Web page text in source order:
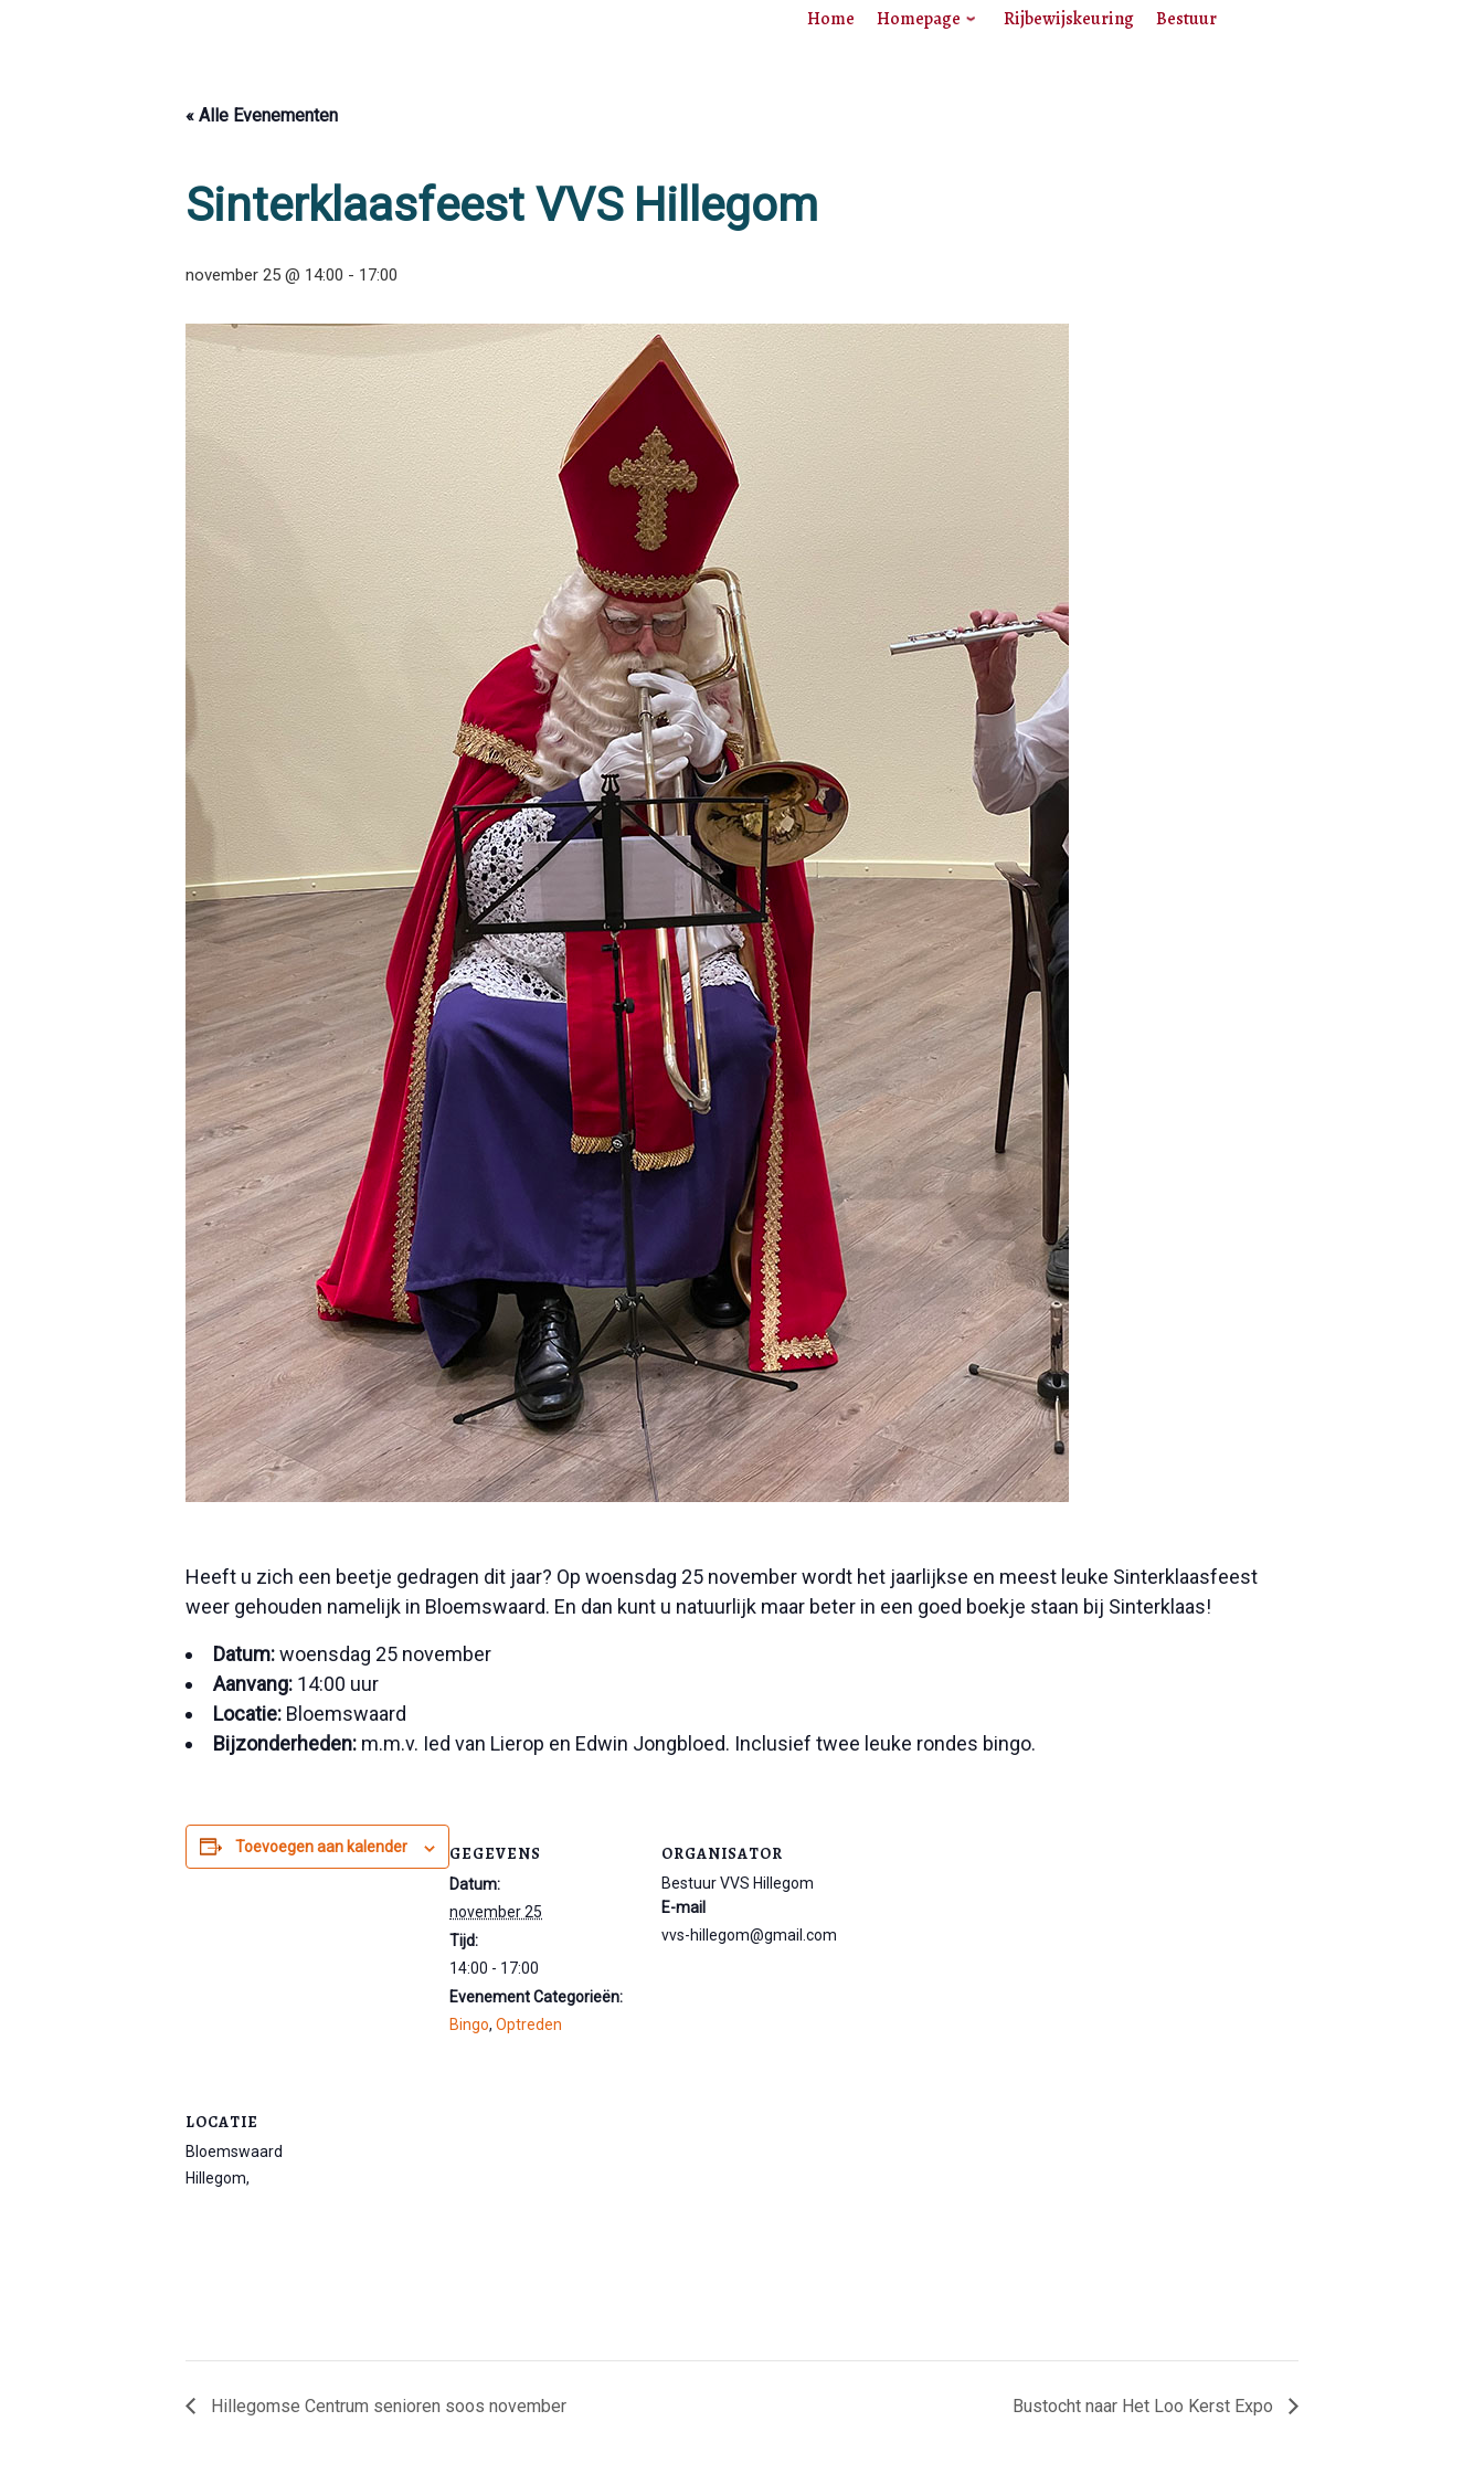
Home Homepage Rijbewijskeuring Bestuur
« Alle Evenementen
Sinterklaasfeest VVS Hillegom
november 25 @ 14:00 - 17:00
Heeft u zich een beetje gedragen dit jaar? Op woensdag 25 november wordt het jaarlijkse en meest leuke Sinterklaasfeest
weer gehouden namelijk in Bloemswaard. En dan kunt u natuurlijk maar beter in een goed boekje staan bij Sinterklaas!
Datum:woensdag 25 november
Aanvang: 14:00 uur
Locatie: Bloemswaard
Bijzonderheden: m.m.v. Ied van Lierop en Edwin Jongbloed. Inclusief twee leuke rondes bingo.
Toevoegen aan kalender GEGEVENS
Datum:
november 25
Tijd:
14:00 - 17:00
Evenement Categorieën:
Bingo, Optreden
ORGANISATOR
Bestuur VVS Hillegom
E-mail
vvs-hillegom@gmail.com
LOCATIE
Bloemswaard
Hillegom,
Hillegomse Centrum senioren soos november Bustocht naar Het Loo Kerst Expo